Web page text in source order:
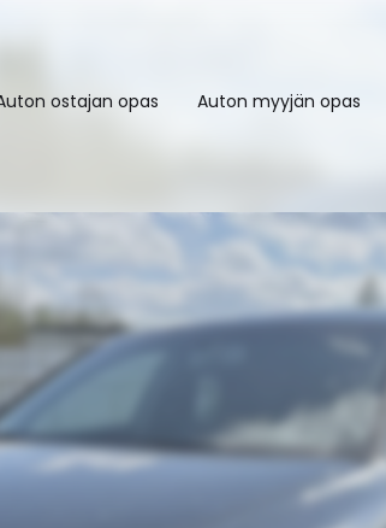
ostajan opas Auton myyjän opas